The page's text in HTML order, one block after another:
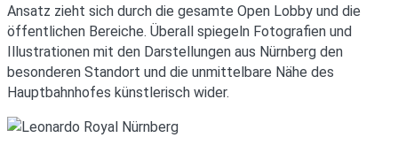
Ansatz zieht sich durch die gesamte Open Lobby und die
öffentlichen Bereiche. Überall spiegeln Fotografien und
Illustrationen mit den Darstellungen aus Nürnberg den
besonderen Standort und die unmittelbare Nähe des
Hauptbahnhofes künstlerisch wider.